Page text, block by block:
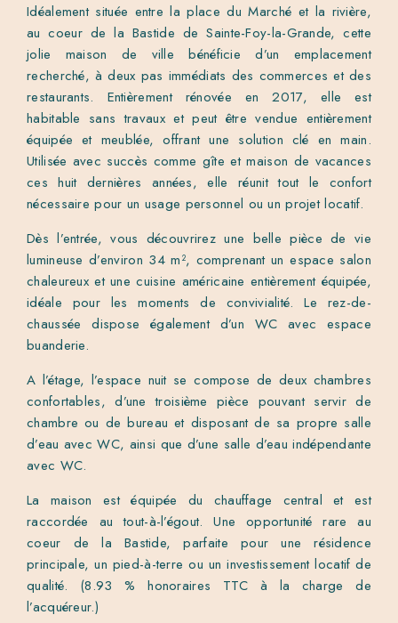
Idéalement située entre la place du Marché et la rivière,
au coeur de la Bastide de Sainte-Foy-la-Grande, cette
jolie maison de ville bénéficie d’un emplacement
recherché, à deux pas immédiats des commerces et des
restaurants. Entièrement rénovée en 2017, elle est
habitable sans travaux et peut être vendue entièrement
équipée et meublée, offrant une solution clé en main.
Utilisée avec succès comme gîte et maison de vacances
ces huit dernières années, elle réunit tout le confort
nécessaire pour un usage personnel ou un projet locatif.
Dès l’entrée, vous découvrirez une belle pièce de vie
lumineuse d’environ 34 m², comprenant un espace salon
chaleureux et une cuisine américaine entièrement équipée,
idéale pour les moments de convivialité. Le rez-de-
chaussée dispose également d’un WC avec espace
buanderie.
A l’étage, l’espace nuit se compose de deux chambres
confortables, d’une troisième pièce pouvant servir de
chambre ou de bureau et disposant de sa propre salle
d’eau avec WC, ainsi que d’une salle d’eau indépendante
avec WC.
La maison est équipée du chauffage central et est
raccordée au tout-à-l’égout. Une opportunité rare au
coeur de la Bastide, parfaite pour une résidence
principale, un pied-à-terre ou un investissement locatif de
qualité. (8.93 % honoraires TTC à la charge de
l’acquéreur.)